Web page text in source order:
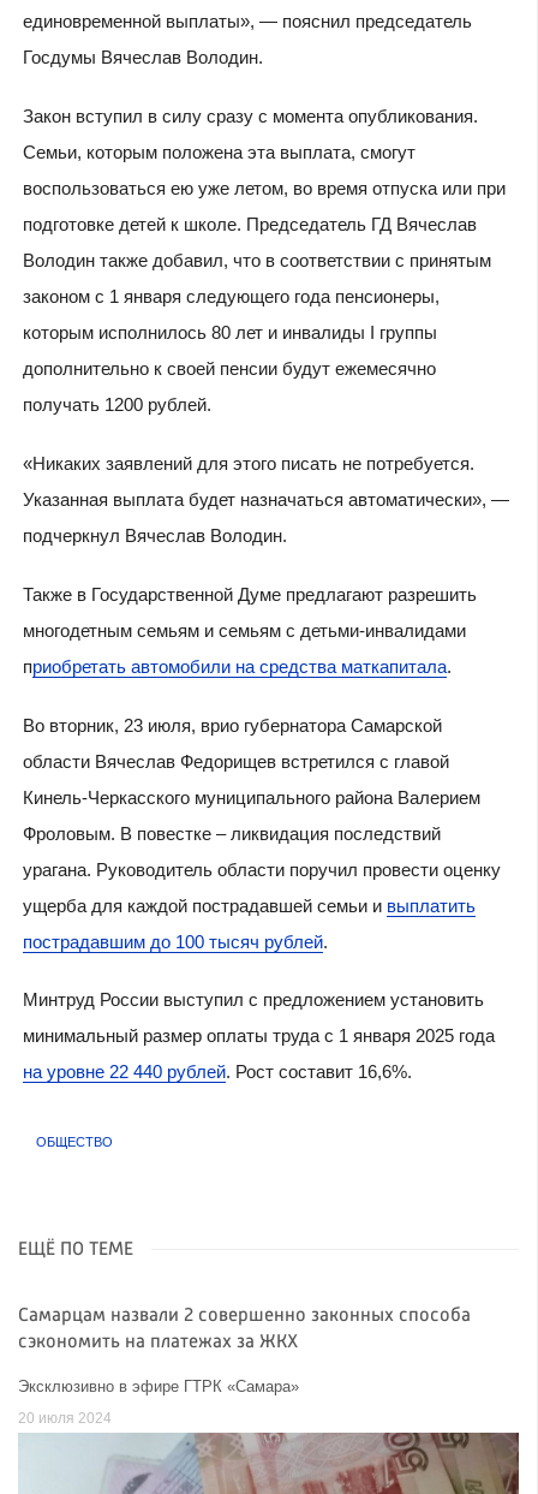
единовременной выплаты», — пояснил председатель
Госдумы Вячеслав Володин.
Закон вступил в силу сразу с момента опубликования.
Семьи, которым положена эта выплата, смогут
воспользоваться ею уже летом, во время отпуска или при
подготовке детей к школе. Председатель ГД Вячеслав
Володин также добавил, что в соответствии с принятым
законом с 1 января следующего года пенсионеры,
которым исполнилось 80 лет и инвалиды I группы
дополнительно к своей пенсии будут ежемесячно
получать 1200 рублей.
«Никаких заявлений для этого писать не потребуется.
Указанная выплата будет назначаться автоматически», —
подчеркнул Вячеслав Володин.
Также в Государственной Думе предлагают разрешить
многодетным семьям и семьям с детьми-инвалидами
приобретать автомобили на средства маткапитала.
Во вторник, 23 июля, врио губернатора Самарской
области Вячеслав Федорищев встретился с главой
Кинель-Черкасского муниципального района Валерием
Фроловым. В повестке – ликвидация последствий
урагана. Руководитель области поручил провести оценку
ущерба для каждой пострадавшей семьи и выплатить
пострадавшим до 100 тысяч рублей.
Минтруд России выступил с предложением установить
минимальный размер оплаты труда с 1 января 2025 года
на уровне 22 440 рублей. Рост составит 16,6%.
ОБЩЕСТВО
ЕЩЁ ПО ТЕМЕ
Самарцам назвали 2 совершенно законных способа
сэкономить на платежах за ЖКХ
Эксклюзивно в эфире ГТРК «Самара»
20 июля 2024